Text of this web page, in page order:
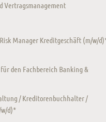
Vertragsmanagement
Manager Kreditgeschäft (m/w/
den Fachbereich Banking &
/ Kreditorenbuchhalter /
d)*